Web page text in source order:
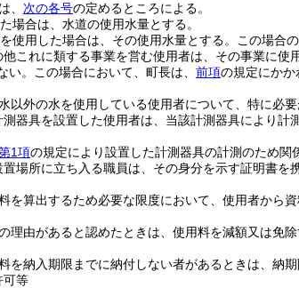
、 次の各号の定めるところによる。
場合は、水道の使用水量とする。
使用した場合は、その使用水量とする。
この場合
これに類する事業を営む使用者は、その事業に
い。
この場合において、町長は、 前項の規定にかか
以外の水を使用している使用者について、特に必
器具を設置した使用者は、当該計測器具により計
1項の規定により設置した計測器具の計測のため関
場所に立ち入る職員は、その身分を示す証明書を
を算出するため必要な限度において、使用者から
理由があると認めたときは、使用料を減額又は免除
を納入期限までに納付しない者があるときは、納
可等